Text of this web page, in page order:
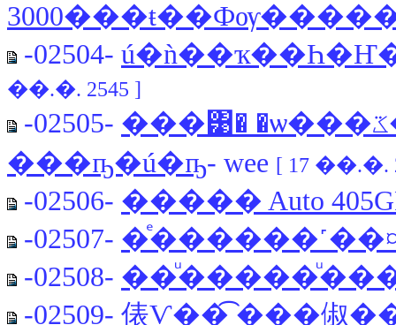
-02504- ú�ǹ��ҡ��Һ�Ҥ�
��.�. 2545 ]
-02505- ���͹� �ѡ���ػ�ó쵡������ö 406
���ҧ�ú�ҧ- wee [ 17 ��.�.
-02506- ����� Auto
-02507-
-02508-
-02509- 俵Ѵ��͡ ���俶